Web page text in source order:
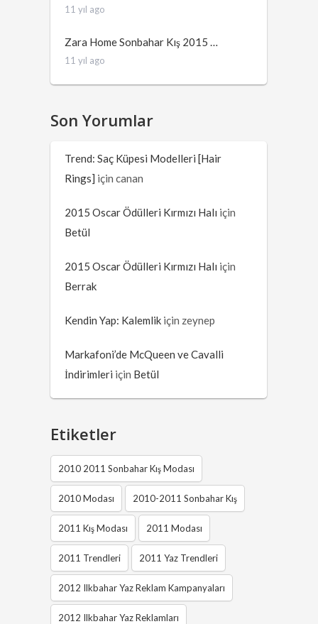
11 yıl ago
Zara Home Sonbahar Kış 2015 …
11 yıl ago
Son Yorumlar
Trend: Saç Küpesi Modelleri [Hair
Rings] içincanan
2015 Oscar Ödülleri Kırmızı Halı için
Betül
2015 Oscar Ödülleri Kırmızı Halı için
Berrak
Kendin Yap: Kalemlik için zeynep
Markafoni’de McQueen ve Cavalli
İndirimleri için Betül
Etiketler
2010 2011 Sonbahar Kış Modası
2010 Modası 2010-2011 Sonbahar Kış
2011 Kış Modası 2011 Modası
2011 Trendleri 2011 Yaz Trendleri
2012 Ilkbahar Yaz Reklam Kampanyaları
2012 Ilkbahar Yaz Reklamları